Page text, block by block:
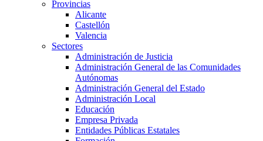
Provincias
Alicante
Castellón
Valencia
Sectores
Administración de Justicia
Administración General de las Comunidades
Autónomas
Administración General del Estado
Administración Local
Educación
Empresa Privada
Entidades Públicas Estatales